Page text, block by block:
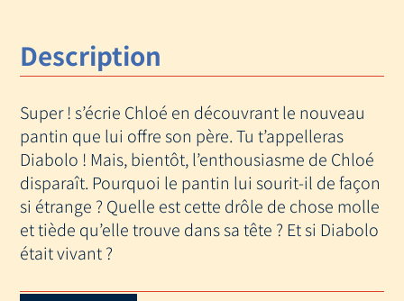
Description
Super ! s’écrie Chloé en découvrant le nouveau
pantin que lui offre son père. Tu t’appelleras
Diabolo ! Mais, bientôt, l’enthousiasme de Chloé
disparaît. Pourquoi le pantin lui sourit-il de façon
si étrange ? Quelle est cette drôle de chose molle
et tiède qu’elle trouve dans sa tête ? Et si Diabolo
était vivant ?